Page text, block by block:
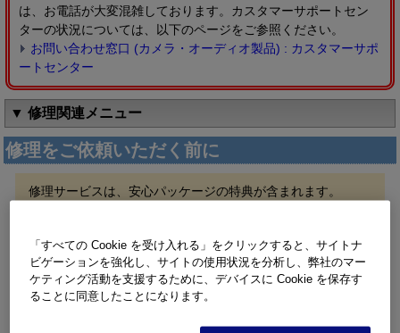
は、お電話が大変混雑しております。カスタマーサポートセン
ターの状況については、以下のページをご参照ください。
お問い合わせ窓口 (カメラ・オーディオ製品) : カスタマーサポ
ートセンター
▼ 修理関連メニュー
修理をご依頼いただく前に
修理サービスは、安心パッケージの特典が含まれます。
お知らせいただく方法は以下の通りです。
＜オンライン修理受付で申込む＞
お申し込み画面の [購入済みサービス] 欄から「安心パッケー
「すべての Cookie を受け入れる」をクリックすると、サイトナ
ビゲーションを強化し、サイトの使用状況を分析し、弊社のマー
ケティング活動を支援するために、デバイスに Cookie を保存す
ることに同意したことになります。